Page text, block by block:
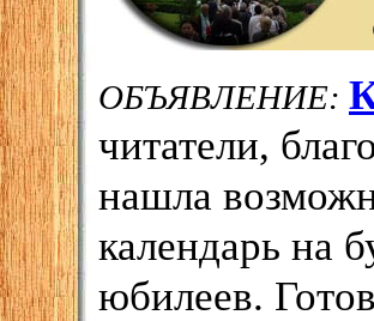
ОБЪЯВЛЕНИЕ:
читатели,
нашла
календарь на
юбилеев.